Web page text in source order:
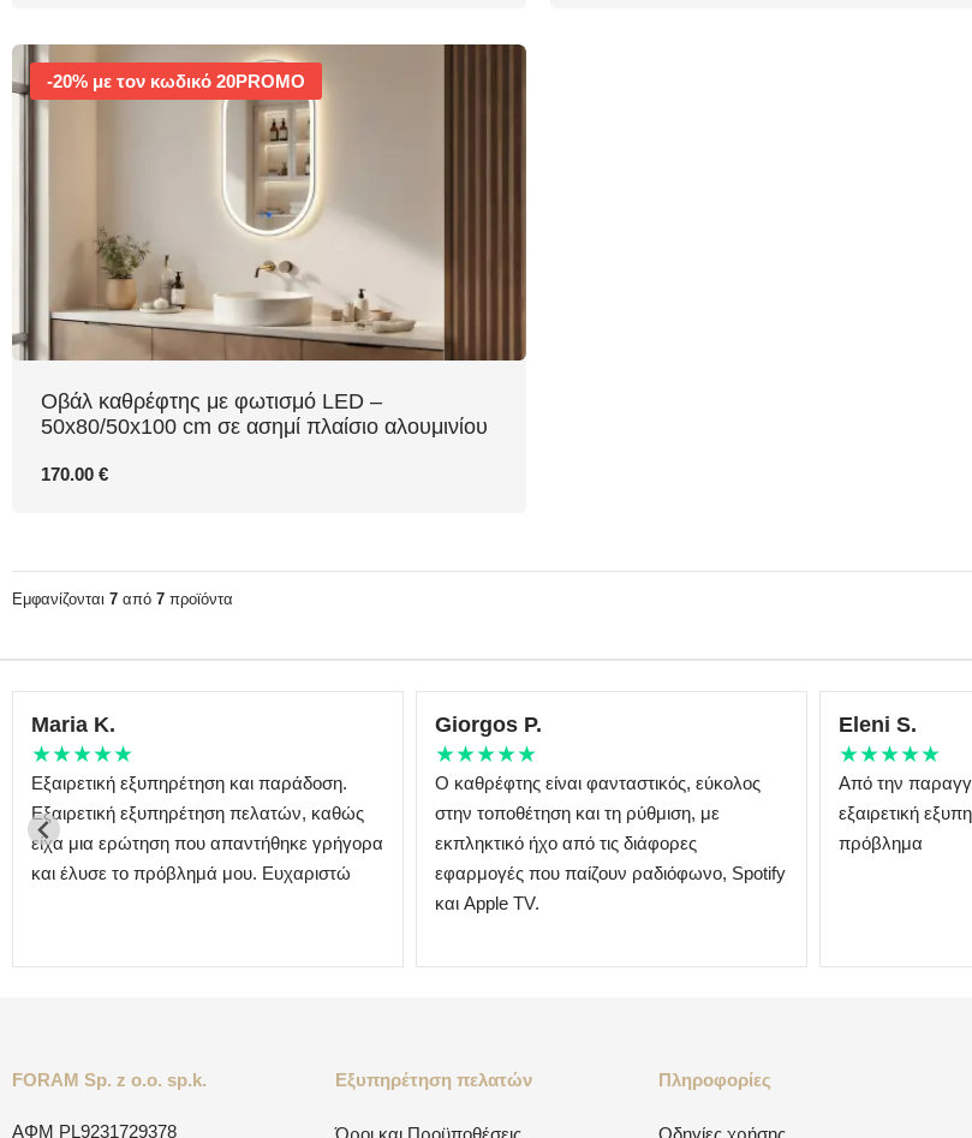
-20% με τον κωδικό 20PROMO
Οβάλ καθρέφτης με φωτισμό LED –
50x80/50x100 cm σε ασημί πλαίσιο αλουμινίου
170.00 €
Εμφανίζονται 7 από 7 προϊόντα
Maria K.
★★★★★
Εξαιρετική εξυπηρέτηση και παράδοση.
Εξαιρετική εξυπηρέτηση πελατών, καθώς
είχα μια ερώτηση που απαντήθηκε γρήγορα
και έλυσε το πρόβλημά μου. Ευχαριστώ
Giorgos P.
★★★★★
Ο καθρέφτης είναι φανταστικός, εύκολος
στην τοποθέτηση και τη ρύθμιση, με
εκπληκτικό ήχο από τις διάφορες
εφαρμογές που παίζουν ραδιόφωνο, Spotify
και Apple TV.
Eleni S.
★★★★★
Από την
εξαιρετική
πρόβλημα
FORAM Sp. z o.o. sp.k.
ΑΦΜ PL9231729378
Εξυπηρέτηση πελατών Πληροφορίες